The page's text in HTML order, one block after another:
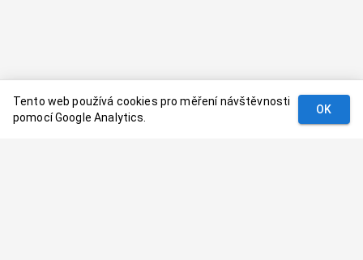
Tento web používá cookies pro měření návštěvnosti
pomocí Google Analytics.
OK